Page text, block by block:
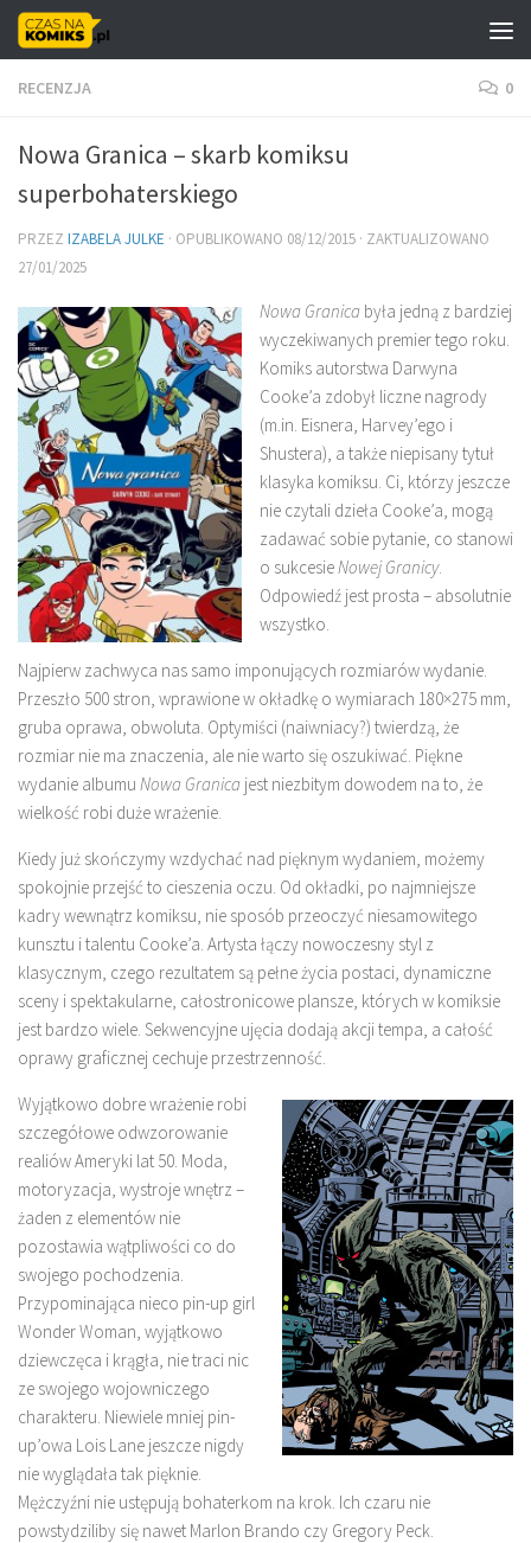
Skip to content
RECENZJA 0
Nowa Granica – skarb komiksu
superbohaterskiego
PRZEZ IZABELA JULKE · OPUBLIKOWANO 08/12/2015 · ZAKTUALIZOWANO
27/01/2025
Nowa Granica była jedną z bardziej
wyczekiwanych premier tego roku.
Komiks autorstwa Darwyna
Cooke’a zdobył liczne nagrody
(m.in. Eisnera, Harvey’ego i
Shustera), a także niepisany tytuł
klasyka komiksu. Ci, którzy jeszcze
nie czytali dzieła Cooke’a, mogą
zadawać sobie pytanie, co stanowi
o sukcesieNowej Granicy.
Odpowiedź jest prosta – absolutnie
wszystko.
Najpierw zachwyca nas samo imponujących rozmiarów wydanie.
Przeszło 500 stron, wprawione w okładkę o wymiarach 180×275 mm,
gruba oprawa, obwoluta. Optymiści (naiwniacy?) twierdzą, że
rozmiar nie ma znaczenia, ale nie warto się oszukiwać. Piękne
wydanie albumu Nowa Granica jest niezbitym dowodem na to, że
wielkość robi duże wrażenie.
Kiedy już skończymy wzdychać nad pięknym wydaniem, możemy
spokojnie przejść to cieszenia oczu. Od okładki, po najmniejsze
kadry wewnątrz komiksu, nie sposób przeoczyć niesamowitego
kunsztu i talentu Cooke’a. Artysta łączy nowoczesny styl z
klasycznym, czego rezultatem są pełne życia postaci, dynamiczne
sceny i spektakularne, całostronicowe plansze, których w komiksie
jest bardzo wiele. Sekwencyjne ujęcia dodają akcji tempa, a całość
oprawy graficznej cechuje przestrzenność.
Wyjątkowo dobre wrażenie robi
szczegółowe odwzorowanie
realiów Ameryki lat 50. Moda,
motoryzacja, wystroje wnętrz –
żaden z elementów nie
pozostawia wątpliwości co do
swojego pochodzenia.
Przypominająca nieco pin-up girl
Wonder Woman, wyjątkowo
dziewczęca i krągła, nie traci nic
ze swojego wojowniczego
charakteru. Niewiele mniej pin-
up’owa Lois Lane jeszcze nigdy
nie wyglądała tak pięknie.
Mężczyźni nie ustępują bohaterkom na krok. Ich czaru nie
powstydziliby się nawet Marlon Brando czy Gregory Peck.